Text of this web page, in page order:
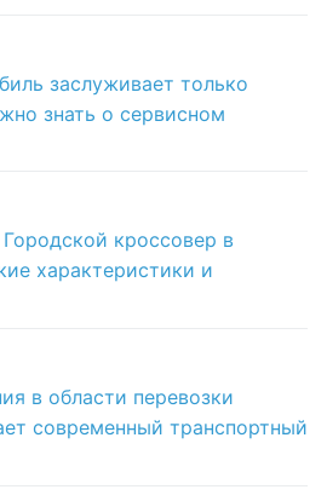
заслуживает только
знать о сервисном
кроссовер в
характеристики и
в области перевозки
современный транспортный